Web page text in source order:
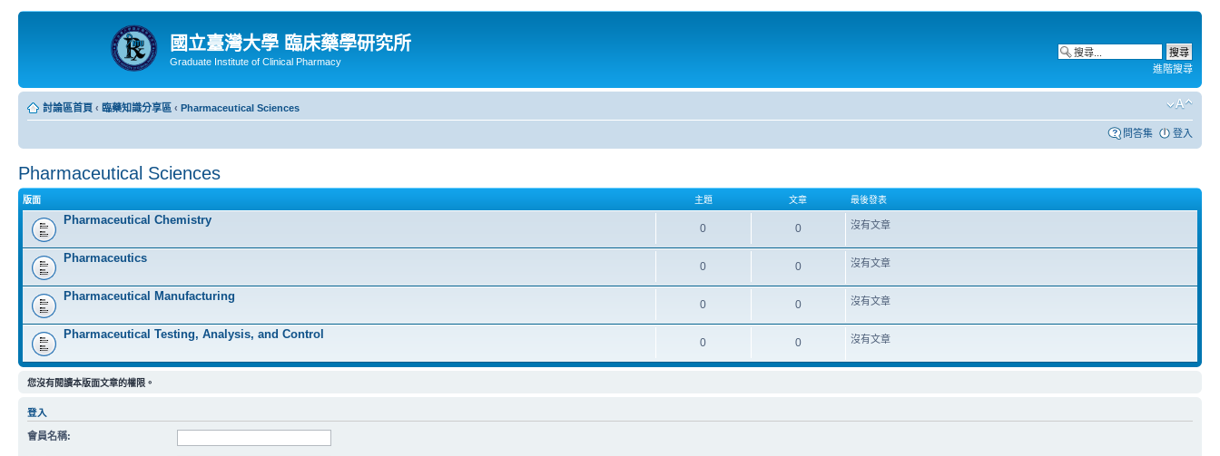
國立臺灣大學 臨床藥學研究所
Graduate Institute of Clinical Pharmacy
進階搜尋
討論區首頁 ‹ 臨藥知識分享區 ‹ Pharmaceutical Sciences
問答集 登入
Pharmaceutical Sciences
版面 主題 文章 最後發表
Pharmaceutical Chemistry
0 0 沒有文章
Pharmaceutics
0 0 沒有文章
Pharmaceutical Manufacturing
0 0 沒有文章
Pharmaceutical Testing, Analysis, and Control
0 0 沒有文章
您沒有閱讀本版面文章的權限。
登入
會員名稱: